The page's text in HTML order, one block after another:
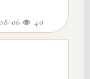
06 40